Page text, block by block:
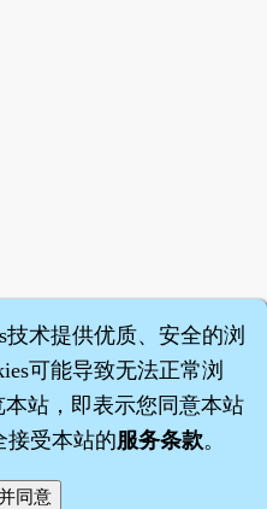
©2008～2026
技术提供优质、安全的浏
可能导致无法正常浏
站，即表示您同意本站
接受本站的服务条款。